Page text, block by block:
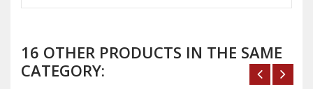
16 OTHER PRODUCTS IN THE SAME
CATEGORY: